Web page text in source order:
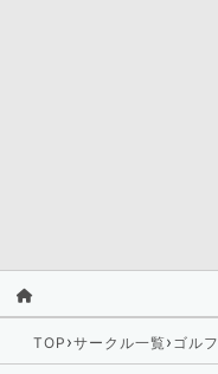
TOP ›サークル一覧› ゴルフ